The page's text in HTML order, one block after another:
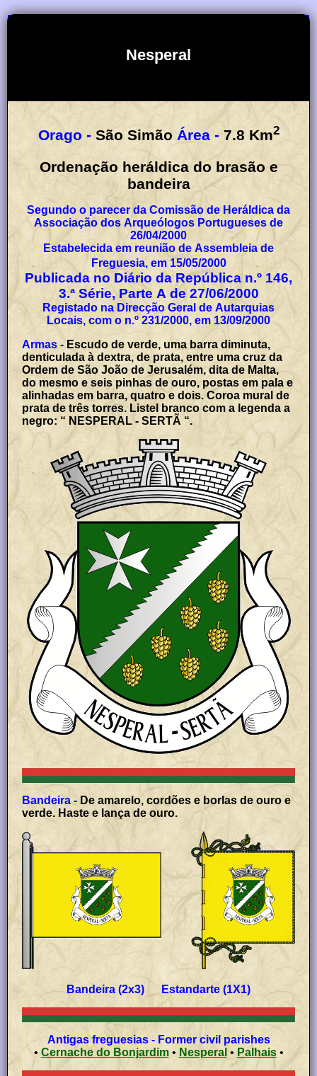
Nesperal
Orago - São Simão Área - 7.8 Km2
Ordenação heráldica do brasão e
bandeira
Segundo o parecer da Comissão de Heráldica da
Associação dos Arqueólogos Portugueses de
26/04/2000
Estabelecida em reunião de Assembleia de
Freguesia, em 15/05/2000
Publicada no Diário da República n.º 146,
3.ª Série, Parte A de 27/06/2000
Registado na Direcção Geral de Autarquias
Locais, com o n.º 231/2000, em 13/09/2000
Armas - Escudo de verde, uma barra diminuta,
denticulada à dextra, de prata, entre uma cruz da
Ordem de São João de Jerusalém, dita de Malta,
do mesmo e seis pinhas de ouro, postas em pala e
alinhadas em barra, quatro e dois. Coroa mural de
prata de três torres. Listel branco com a legenda a
negro: “ NESPERAL - SERTÃ “.
Bandeira -
verde. Haste e lança de ouro.
Bandeira (2x3) Estandarte (1X1)
Antigas freguesias - Former civil parishes
•
Cernache do Bonjardim• Nesperal • Palhais•